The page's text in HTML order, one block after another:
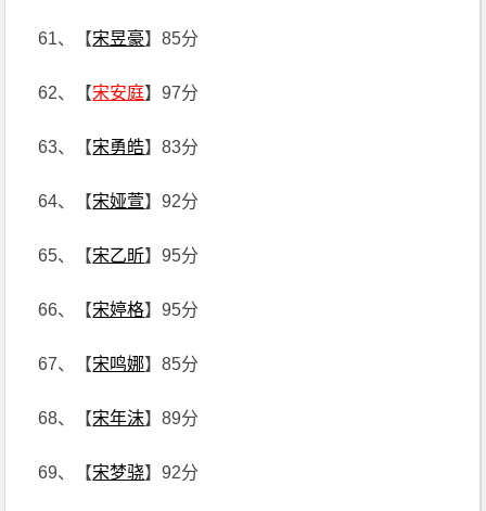
61、【宋昱豪】85分
62、【宋安庭】97分
63、【宋勇皓】83分
64、【宋娅萱】92分
65、【宋乙昕】95分
66、【宋婷格】95分
67、【宋鸣娜】85分
68、【宋年沫】89分
69、【宋梦骁】92分